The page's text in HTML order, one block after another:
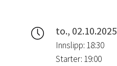
to., 02.10.2025
Innslipp: 18:30
Starter: 19:00